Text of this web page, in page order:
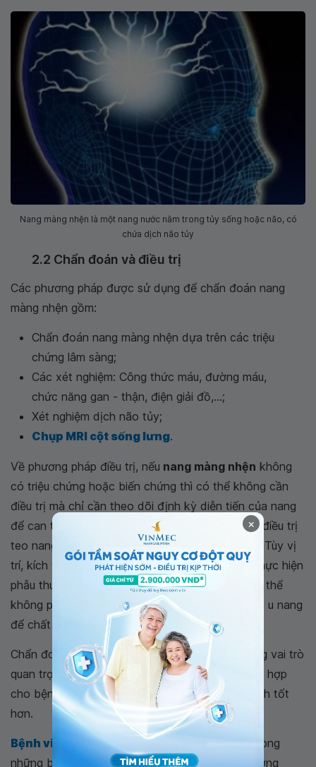
Nang màng nhện là một nang nước nằm trong tủy sống hoặc não, có
chứa dịch não tủy
2.2 Chẩn đoán và điều trị
Các phương pháp được sử dụng để chẩn đoán nang
màng nhện gồm:
Chẩn đoán nang màng nhện dựa trên các triệu
chứng lâm sàng;
Các xét nghiệm: Công thức máu, đường máu,
chức năng gan - thận, điện giải đồ,...;
Xét nghiệm dịch não tủy;
Chụp MRI cột sống lưng.
Về phương pháp điều trị, nếu nang màng nhện không
có triệu chứng hoặc biến chứng thì có thể không cần
điều trị mà chỉ cần theo dõi định kỳ diễn tiến của nang
để can thiệp khi cần thiết. Hiện không có thuốc điều trị
teo nang mà chỉ có thể phẫu thuật cắt bỏ nang. Tùy vị
trí, kích thước của nang màng nhện mà có thể thực hiện
phẫu thuật hoặc không cần phẫu thuật. Cũng có thể
không phẫu thuật được mà chỉ can thiệp mở các u nang
để chất lỏng chảy ra, trộn với dịch não tủy.
Chẩn đoán viêm,nang màng nhện
kịp thời đóng vai trò
quan trọng trong việc đưa ra hướng điều trị thích hợp
cho bệnh nhân, giúp bảo vệ sức khỏe người bệnh tốt
hơn.
Bệnh viện Đa khoa Quốc tế Vinmeclà một trong
những bệnh viện không những đảm bảo chất lượng
×